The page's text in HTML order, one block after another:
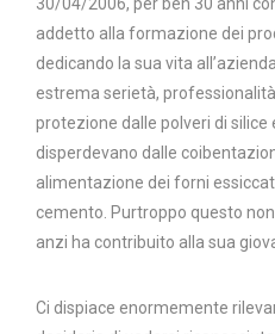
addetto alla formazione dei
dedicando la sua vita
estrema serietà,
protezione dalle polveri di silice
disperdevano dalle
alimentazione dei forni
cemento. Purtroppo questo
anzi ha contribuito alla sua
Ci dispiace enormemente